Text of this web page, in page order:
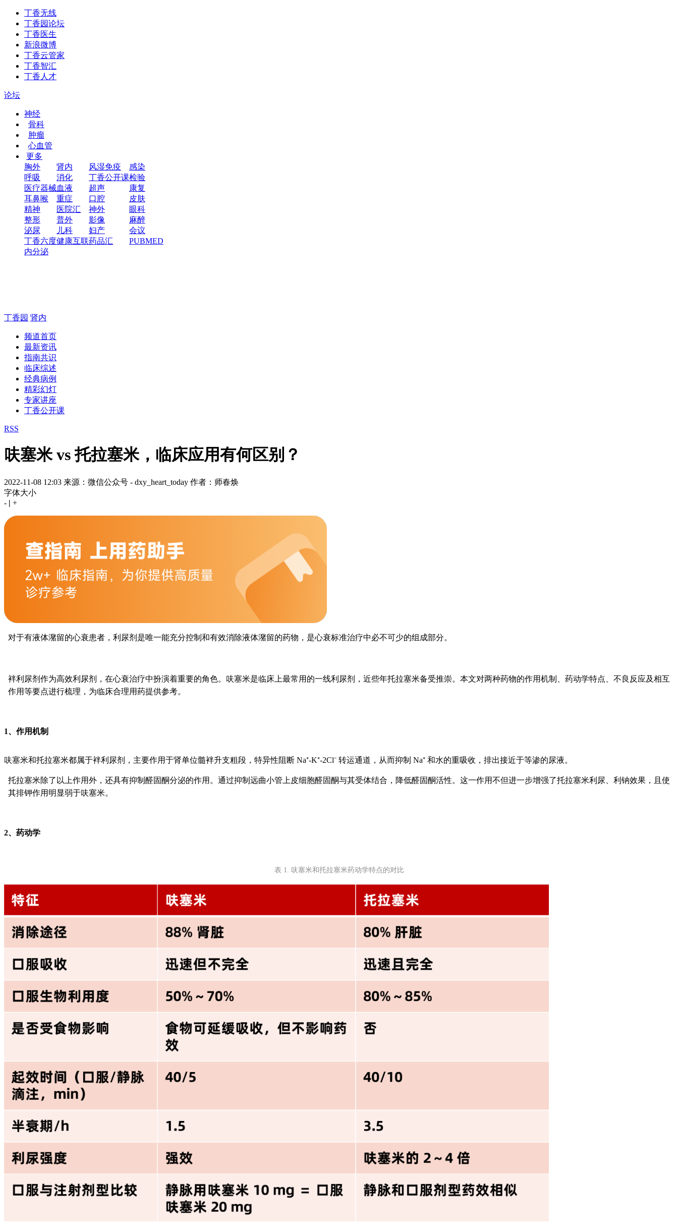
丁香无线
丁香园论坛
丁香医生
新浪微博
丁香云管家
丁香智汇
丁香人才
论坛
神经
骨科
肿瘤
心血管
更多
胸外
肾内 风湿免疫
感染
呼吸
消化 丁香公开课检验
医疗器械血液 超声
康复
耳鼻喉
重症 口腔
皮肤
精神
医院汇 神外
眼科
整形
普外 影像
麻醉
泌尿
儿科 妇产
会议
丁香六度健康互联药品汇
PUBMED
内分泌
丁香园 肾内
频道首页
最新资讯
指南共识
临床综述
经典病例
精彩幻灯
专家讲座
丁香公开课
RSS
呋塞米 vs 托拉塞米，临床应用有何区别？
2022-11-08 12:03 来源：微信公众号 - dxy_heart_today 作者：师春焕
字体大小
- | +
对于有液体潴留的心衰患者，利尿剂是唯一能充分控制和有效消除液体潴留的药物，是心衰标准治疗中必不可少的组成部分。
袢利尿剂作为高效利尿剂，在心衰治疗中扮演着重要的角色。呋塞米是临床上最常用的一线利尿剂，近些年托拉塞米备受推崇。 本文对两种药物的作用机制、药动学特点、不良反应及相互
作用等要点进行梳理，为临床合理用药提供参考。
1、 作用机制
呋塞米和托拉塞米都属于袢利尿剂，主要作用于肾单位髓袢升支粗段，特异性阻断 Na⁺-K⁺-2Cl⁻ 转运通道，从而抑制 Na⁺ 和水的重吸收，排出接近于等渗的尿液。
托拉塞米除了以上作用外，还具有抑制醛固酮分泌的作用。通过抑制远曲小管上皮细胞醛固酮与其受体结合，降低醛固酮活性。这一作用不但进一步增强了托拉塞米利尿、利钠效果，且使
其排钾作用明显弱于呋塞米。
2、 药动学
表 1. 呋塞米和托拉塞米药动学特点的对比